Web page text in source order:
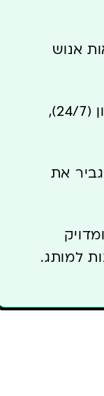
אנוש
מתן שירות ומענה מסביב לשעון (24/7),
את
למותג.